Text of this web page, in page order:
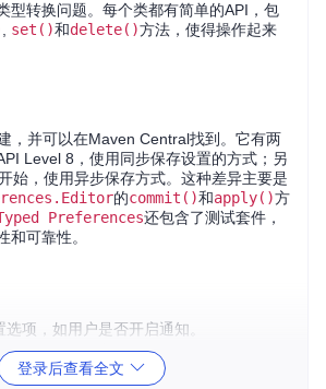
型转换问题。每个类都有简单的API，包
set()和delete()方法，使得操作起来
，并可以在Maven Central找到。它有两
Level 8，使用同步保存设置的方式；另
始，使用异步保存方式。这种差异主要是
的commit()和apply()方
Preferences还包含了测试套件，
和可靠性。
项，如用户是否开启通知。
化设置，例如主题颜色或字体大小。
状态信息，比如用户上次查看的位置或进
登录后查看全文